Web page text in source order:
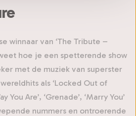
winnaar van ‘The Tribute –
hoe je een spetterende show
met de muziek van superster
als ‘Locked Out of
You Are’, ‘Grenade’, ‘Marry You’
nummers en ontroerende